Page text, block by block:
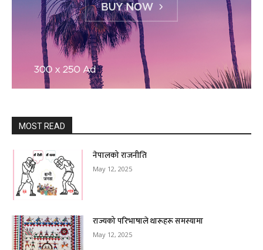
MOST READ
नेपालको राजनीति
May 12, 2025
राज्यको परिभाषाले थारूहरू समस्यामा
May 12, 2025